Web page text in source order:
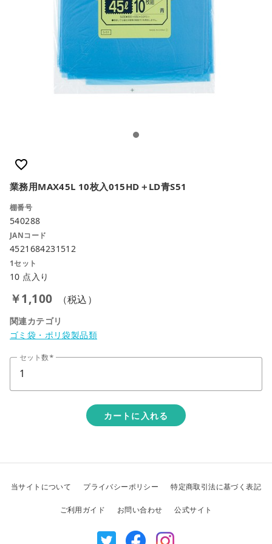
favorite_border
業務用MAX45L 10枚入015HD＋LD青S51
棚番号
540288
JANコード
4521684231512
1セット
10 点入り
￥1,100 （税込）
関連カテゴリ
ゴミ袋・ポリ袋製品類
セット数
カートに入れる
カートへ進む
当サイトについて プライバシーポリシー 特定商取引法に基づく表記
ご利用ガイド お問い合わせ 公式サイト